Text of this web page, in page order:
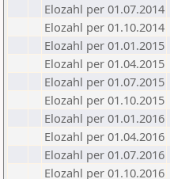
Elozahl per 01.07.2014
Elozahl per 01.10.2014
Elozahl per 01.01.2015
Elozahl per 01.04.2015
Elozahl per 01.07.2015
Elozahl per 01.10.2015
Elozahl per 01.01.2016
Elozahl per 01.04.2016
Elozahl per 01.07.2016
Elozahl per 01.10.2016